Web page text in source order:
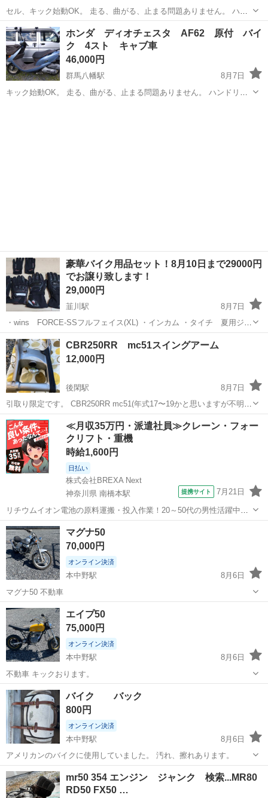
セル、キック始動OK。 走る、曲がる、止まる問題ありません。 ハン
ドリングも問題ないです。 灯火類は問題ないです。 走行距離：
2886km(メーター読み) 小傷、擦り傷、錆等それなりにありますが比較
的綺麗な車両と思...
群馬 高崎市 群馬八幡駅 レッツ
ホンダ ディオチェスタ AF62 原付 バイ
ク 4スト キャブ車
46,000円
群馬八幡駅
8月7日
キック始動OK。 走る、曲がる、止まる問題ありません。 ハンドリン
豪華バイク用品セット！8月10日まで29000円
でお譲り致します！
29,000円
韮川駅
8月7日
・wins FORCE-SSフルフェイス(XL) ・インカム ・タイチ 夏用ジャ
ケット(XL) タイチ製強化パット装着済み ・ワークマン限定ジャケット
メッシュ(LL) レザー(LL) ・グローブ コミネ2点 ケミモト1点 ...
群馬 太田市
CBR250RR mc51スイングアーム
12,000円
後閑駅
8月7日
引取り限定です。 CBR250RR mc51(年式17〜19かと思いますが不明)
のスイングアームです。 汚れ、腐食あります。 チェーンスライダー付
いてます。 サブアーム付いてます。
群馬 利根郡 後閑駅 ホンダ cbr250rr
≪月収35万円・派遣社員≫クレーン・フォー
クリフト・重機
時給1,600円
日払い
株式会社BREXA Next
神奈川県 南橋本駅
提携サイト 7月21日
リチウムイオン電池の原料運搬・投入作業！20～50代の男性活躍中★
ワンルーム寮完備！赴任旅費会社負担！年間休日130日★フォークリフ
ト免許お持ちの方、活躍中！就業先食堂利用可★《神奈川県相模原
市》 人気の工場のお仕事 ◇電...
神奈川 相模原市 南橋本駅
マグナ50
70,000円
オンライン決済
本中野駅
8月6日
マグナ50 不動車
群馬 邑楽郡 本中野駅
エイプ50
75,000円
オンライン決済
本中野駅
8月6日
不動車 キックおります。
群馬 邑楽郡 本中野駅 ホンダ
バイク バック
800円
オンライン決済
本中野駅
8月6日
アメリカンのバイクに使用していました。 汚れ、擦れあります。
群馬 邑楽郡 本中野駅 その他 アメリカン
mr50 354 エンジン ジャンク 検索...MR80
RD50 FX50 …